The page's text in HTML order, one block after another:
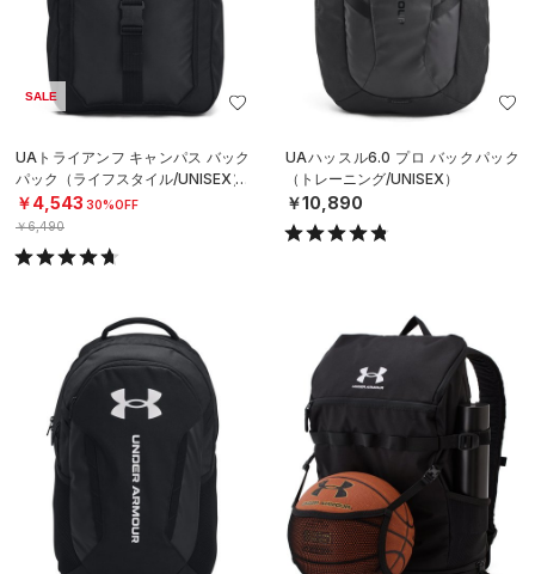
SALE
UAトライアンフ キャンパス バック
パック（ライフスタイル/UNISEX）
￥4,543 30%OFF
￥6,490
UAハッスル6.0 プロ バックパック
（トレーニング/UNISEX）
￥10,890